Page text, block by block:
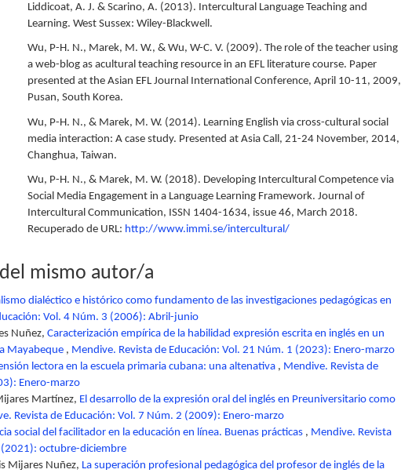
Liddicoat, A. J. & Scarino, A. (2013). Intercultural Language Teaching and
Learning. West Sussex: Wiley-Blackwell.
Wu, P-H. N., Marek, M. W., & Wu, W-C. V. (2009). The role of the teacher using
a web-blog as acultural teaching resource in an EFL literature course. Paper
presented at the Asian EFL Journal International Conference, April 10-11, 2009,
Pusan, South Korea.
Wu, P-H. N., & Marek, M. W. (2014). Learning English via cross-cultural social
media interaction: A case study. Presented at Asia Call, 21-24 November, 2014,
Changhua, Taiwan.
Wu, P-H. N., & Marek, M. W. (2018). Developing Intercultural Competence via
Social Media Engagement in a Language Learning Framework. Journal of
Intercultural Communication, ISSN 1404-1634, issue 46, March 2018.
Recuperado de URL: http://www.immi.se/intercultural/
mismo autor/a
dialéctico e histórico como fundamento de las investigaciones pedagógicas en
Vol. 4 Núm. 3 (2006): Abril-junio
Nuñez, Caracterización empírica de la habilidad expresión escrita en inglés en un
Mayabeque , Mendive. Revista de Educación: Vol. 21 Núm. 1 (2023): Enero-marzo
lectora en la escuela primaria cubana: una altenativa , Mendive. Revista de
Enero-marzo
Martínez, El desarrollo de la expresión oral del inglés en Preuniversitario como
Revista de Educación: Vol. 7 Núm. 2 (2009): Enero-marzo
social del facilitador en la educación en línea. Buenas prácticas , Mendive. Revista
octubre-diciembre
Mijares Nuñez, La superación profesional pedagógica del profesor de inglés de la